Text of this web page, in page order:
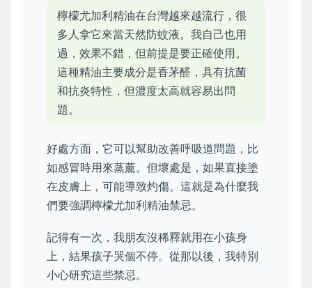
檸檬尤加利精油在台灣越來越流行，很
多人拿它來當天然防蚊液。我自己也用
過，效果不錯，但前提是要正確使用。
這種精油主要成分是香茅醛，具有抗菌
和抗炎特性，但濃度太高就容易出問
題。
好處方面，它可以幫助改善呼吸道問題，比
如感冒時用來蒸薰。但壞處是，如果直接塗
在皮膚上，可能導致灼傷。這就是為什麼我
們要強調檸檬尤加利精油禁忌。
記得有一次，我朋友沒稀釋就用在小孩身
上，結果孩子哭個不停。從那以後，我特別
小心研究這些禁忌。